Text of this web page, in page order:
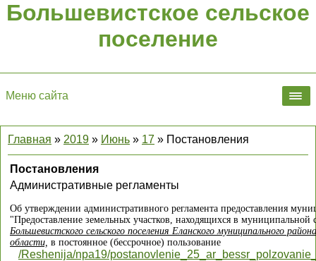
Большевистское сельское
поселение
Меню сайта
Главная » 2019 » Июнь » 17 » Постановления
Постановления
Административные регламенты
Об утверждении административного регламента предоставления
"Предоставление земельных участков, находящихся в муниципальной
Большевистского сельского поселения Еланского муниципального
области, в постоянное (бессрочное) пользование
/Reshenija/npa19/